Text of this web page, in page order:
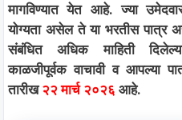
मागविण्यात येत आहे. ज्या
योग्यता असेल ते या भरतीस पात्र
संबंधित अधिक माहिती
काळजीपूर्वक वाचावी व आपल्या
तारीख२२ मार्च २०२६ आहे.